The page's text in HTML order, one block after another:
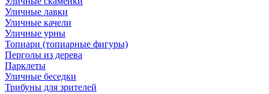
Уличные лавки
Уличные качели
Уличные урны
Топиари (топиарные фигуры)
Перголы из дерева
Парклеты
Уличные беседки
Трибуны для зрителей